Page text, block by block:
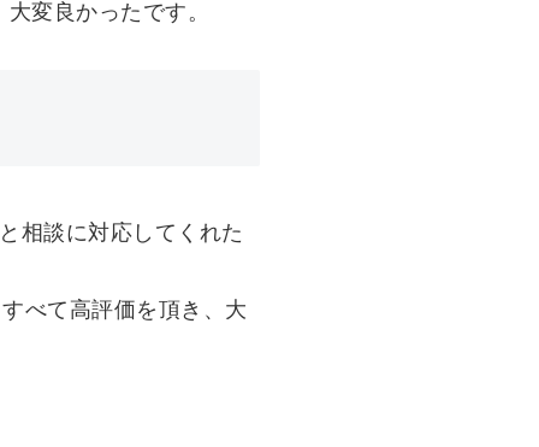
変良かったです。
相談に対応してくれた
べて高評価を頂き、大